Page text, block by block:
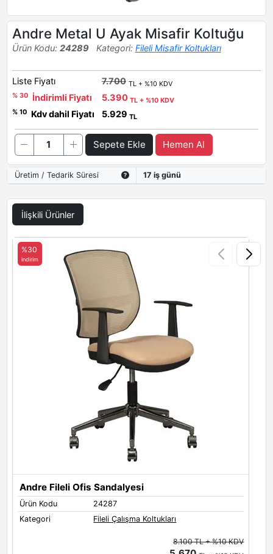
Andre Metal U Ayak Misafir Koltuğu
Ürün Kodu: 24289 Kategori: Fileli Misafir Koltukları
Liste Fiyatı 7.700 TL + %10 KDV
% 30
İndirimli Fiyatı 5.390 TL + %10 KDV
% 10
Kdv dahil Fiyatı 5.929 TL
Sepete Ekle Hemen Al
Üretim / Tedarik Süresi 17 iş günü
İlişkili Ürünler
Andre Fileli Ofis Sandalyesi
Ürün Kodu
24287
Kategori
Fileli Çalışma Koltukları
%30
indirim
8.100 TL + %10 KDV